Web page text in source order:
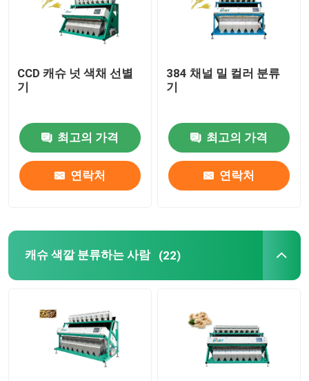
공장 여행
소식
조회를 요청하다
밥 색깔 분류하는 사람
곡물 색깔 분류하는 사람
밀 색깔 분류하는 사람
캐슈 색깔 분류하는 사람
CCD 캐슈 넛 색채 선별
기
최고의 가격
연락처
384 채널 밀 컬러 분류
기
최고의 가격
연락처
캐슈 색깔 분류하는 사람 (22)